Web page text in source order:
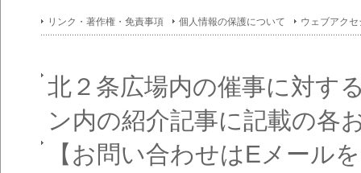
リンク・著作権・免責事項 個人情報の保護について ウェブアク
北２条広場内の催事に対す
ン内の紹介記事に記載の各
【お問い合わせはEメール